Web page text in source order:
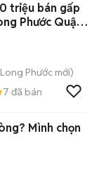
triệu bán gấp
Phước Quận
Long Phước mới)
7 đã bán
Mình chọn